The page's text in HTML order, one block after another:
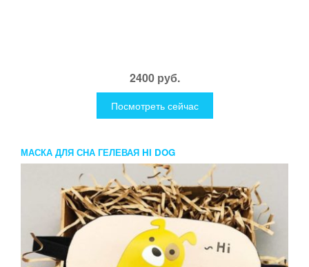
2400 руб.
Посмотреть сейчас
МАСКА ДЛЯ СНА ГЕЛЕВАЯ HI DOG